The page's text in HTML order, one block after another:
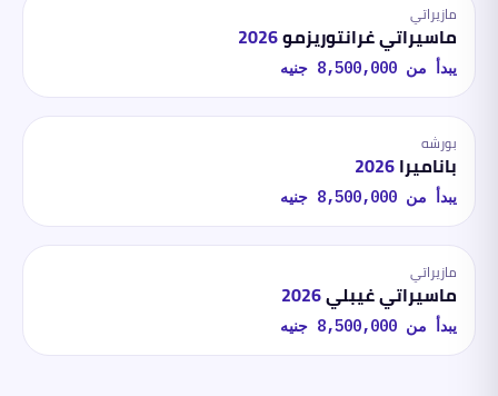
مازيراتي
ماسيراتي غرانتوريزمو2026
يبدأ من 8,500,000 جنيه
بورشه
باناميرا2026
يبدأ من 8,500,000 جنيه
مازيراتي
ماسيراتي غيبلي2026
يبدأ من 8,500,000 جنيه